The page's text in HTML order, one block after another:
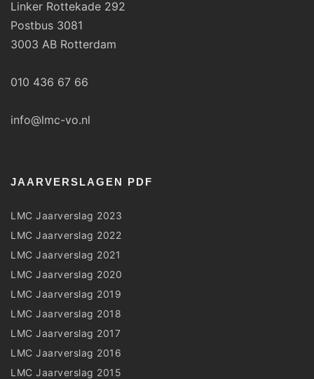
Linker Rottekade 292
Postbus 3081
3003 AB Rotterdam
010 436 67 66
info@lmc-vo.nl
JAARVERSLAGEN PDF
LMC Jaarverslag 2023
LMC Jaarverslag 2022
LMC Jaarverslag 2021
LMC Jaarverslag 2020
LMC Jaarverslag 2019
LMC Jaarverslag 2018
LMC Jaarverslag 2017
LMC Jaarverslag 2016
LMC Jaarverslag 2015